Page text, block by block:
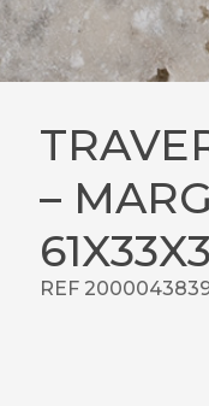
–
61X33X3
REF